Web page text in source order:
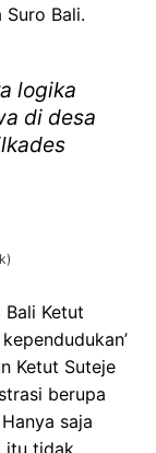
Suro Bali.
logika
di desa
Ketut
Ketut Suteje
berupa
saja
itu tidak